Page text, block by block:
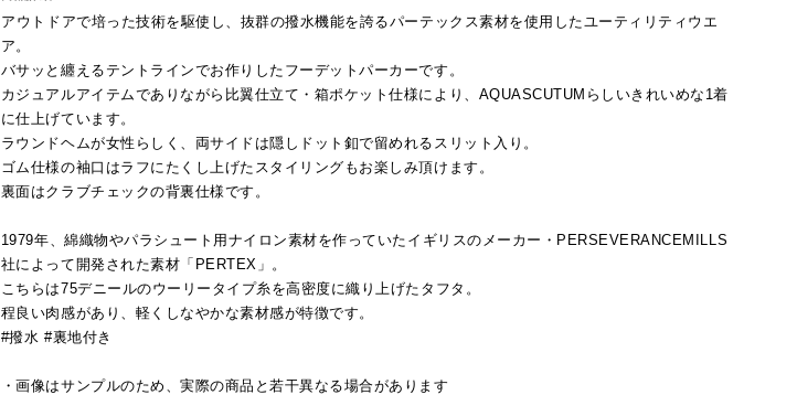
アウトドアで培った技術を駆使し、抜群の撥水機能を誇るパーテックス素材を使用したユーティリティウエ
ア。
バサッと纏えるテントラインでお作りしたフーデットパーカーです。
カジュアルアイテムでありながら比翼仕立て・箱ポケット仕様により、AQUASCUTUMらしいきれいめな1着
に仕上げています。
ラウンドヘムが女性らしく、両サイドは隠しドット釦で留めれるスリット入り。
ゴム仕様の袖口はラフにたくし上げたスタイリングもお楽しみ頂けます。
裏面はクラブチェックの背裏仕様です。
1979年、綿織物やパラシュート用ナイロン素材を作っていたイギリスのメーカー・PERSEVERANCEMILLS
社によって開発された素材「PERTEX」。
こちらは75デニールのウーリータイプ糸を高密度に織り上げたタフタ。
程良い肉感があり、軽くしなやかな素材感が特徴です。
#撥水 #裏地付き
・画像はサンプルのため、実際の商品と若干異なる場合があります